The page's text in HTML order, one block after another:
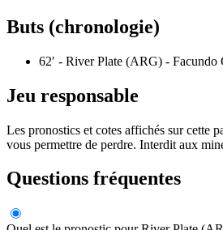
Buts (chronologie)
62′ - River Plate (ARG) - Facundo
Jeu responsable
Les pronostics et cotes affichés sur cette
vous permettre de perdre. Interdit aux
Questions fréquentes